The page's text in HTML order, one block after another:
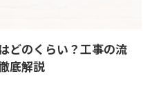
どのくらい？工事の流
底解説